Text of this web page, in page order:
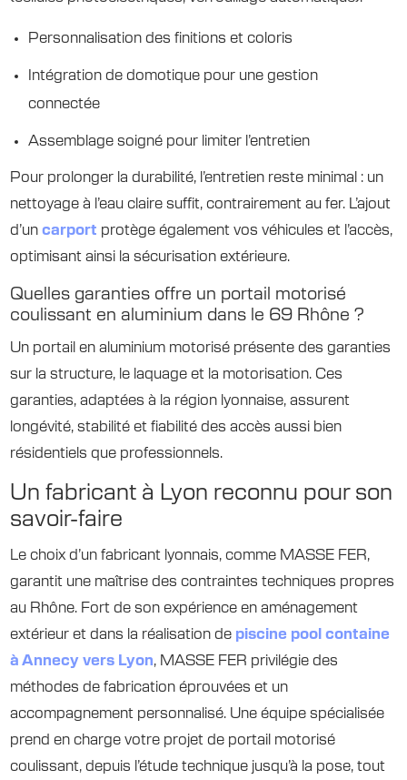
Personnalisation des finitions et coloris
Intégration de domotique pour une gestion
connectée
Assemblage soigné pour limiter l’entretien
Pour prolonger la durabilité, l’entretien reste minimal : un
nettoyage à l’eau claire suffit, contrairement au fer. L’ajout
d’uncarport protège également vos véhicules et l’accès,
optimisant ainsi la sécurisation extérieure.
Quelles garanties offre un portail motorisé
coulissant en aluminium dans le 69 Rhône ?
Un portail en aluminium motorisé présente des garanties
sur la structure, le laquage et la motorisation. Ces
garanties, adaptées à la région lyonnaise, assurent
longévité, stabilité et fiabilité des accès aussi bien
résidentiels que professionnels.
Un fabricant à Lyon reconnu pour son
savoir-faire
Le choix d’un fabricant lyonnais, comme MASSE FER,
garantit une maîtrise des contraintes techniques propres
au Rhône. Fort de son expérience en aménagement
extérieur et dans la réalisation de piscine pool containe
à Annecy vers Lyon, MASSE FER privilégie des
méthodes de fabrication éprouvées et un
accompagnement personnalisé. Une équipe spécialisée
prend en charge votre projet de portail motorisé
coulissant, depuis l’étude technique jusqu’à la pose, tout